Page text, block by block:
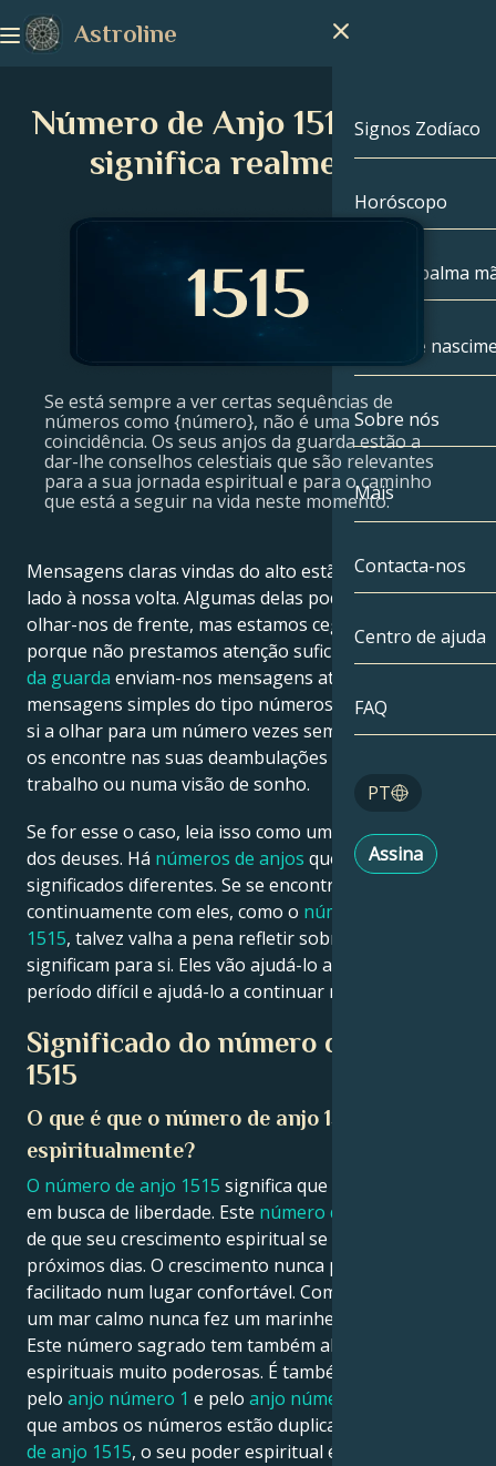
Astroline
Signos Zodíaco
Signos
Capricórnio
Peixes
Áries
Touro
Cancro
Leo
Virgem
Sagitário
Horóscopo
Leitura palma
Mapa de
Mapa de
Celebridades
Sobre nós
Mais
Tarot
Números de
Contacta-nos
Centro de ajuda
FAQ
PT
English
Assina
Número de Anjo 1515: O que
significa realmente?
Se está sempre a ver certas sequências de
números como {número}, não é uma
coincidência. Os seus anjos da guarda estão a
dar-lhe conselhos celestiais que são relevantes
para a sua jornada espiritual e para o caminho
que está a seguir na vida neste momento.
Mensagens claras vindas do alto estão por todo o
lado à nossa volta. Algumas delas podem estar a
olhar-nos de frente, mas estamos cegos para elas
porque não prestamos atenção suficiente. Os anjos
da guarda enviam-nos mensagens através de
mensagens simples do tipo números de anjo. Dá por
si a olhar para um número vezes sem conta? Talvez
os encontre nas suas deambulações diárias, no
trabalho ou numa visão de sonho.
Se for esse o caso, leia isso como uma mensagem
dos deuses. Há números de anjos que têm
significados diferentes. Se se encontrar
continuamente com eles, como o número de anjo
1515, talvez valha a pena refletir sobre o que
significam para si. Eles vão ajudá-lo a ultrapassar um
período difícil e ajudá-lo a continuar na direção certa.
Significado do número de anjo
1515
O que é que o número de anjo 1515 significa
espiritualmente?
O número de anjo 1515 significa que tem uma alma
em busca de liberdade. Este número divino
de que seu crescimento espiritual se intensificará nos
próximos dias. O crescimento nunca pode ser
facilitado num lugar confortável. Como diz o ditado,
um mar calmo nunca fez um marinheiro experiente.
Este número sagrado tem também algumas ligações
espirituais muito poderosas. É também influenciado
pelo anjo número 1 e pelo anjo número 5
que ambos os números estão duplicados no
de anjo 1515, o seu poder espiritual é duplo.